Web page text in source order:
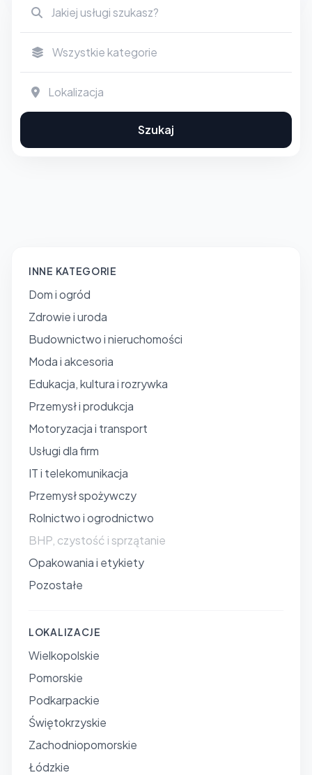
Szukaj
INNE KATEGORIE
Dom i ogród
Zdrowie i uroda
Budownictwo i nieruchomości
Moda i akcesoria
Edukacja, kultura i rozrywka
Przemysł i produkcja
Motoryzacja i transport
Usługi dla firm
IT i telekomunikacja
Przemysł spożywczy
Rolnictwo i ogrodnictwo
BHP, czystość i sprzątanie
Opakowania i etykiety
Pozostałe
LOKALIZACJE
Wielkopolskie
Pomorskie
Podkarpackie
Świętokrzyskie
Zachodniopomorskie
Łódzkie